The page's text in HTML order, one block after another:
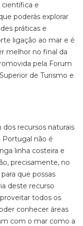
científica e
poderás explorar
práticas e
ligação ao mar e é
melhor no final da
pela Forum
de Turismo e
recursos naturais
Portugal não é
linha costeira e
precisamente, no
que possas
deste recurso
todos os
conhecer áreas
com o mar como a